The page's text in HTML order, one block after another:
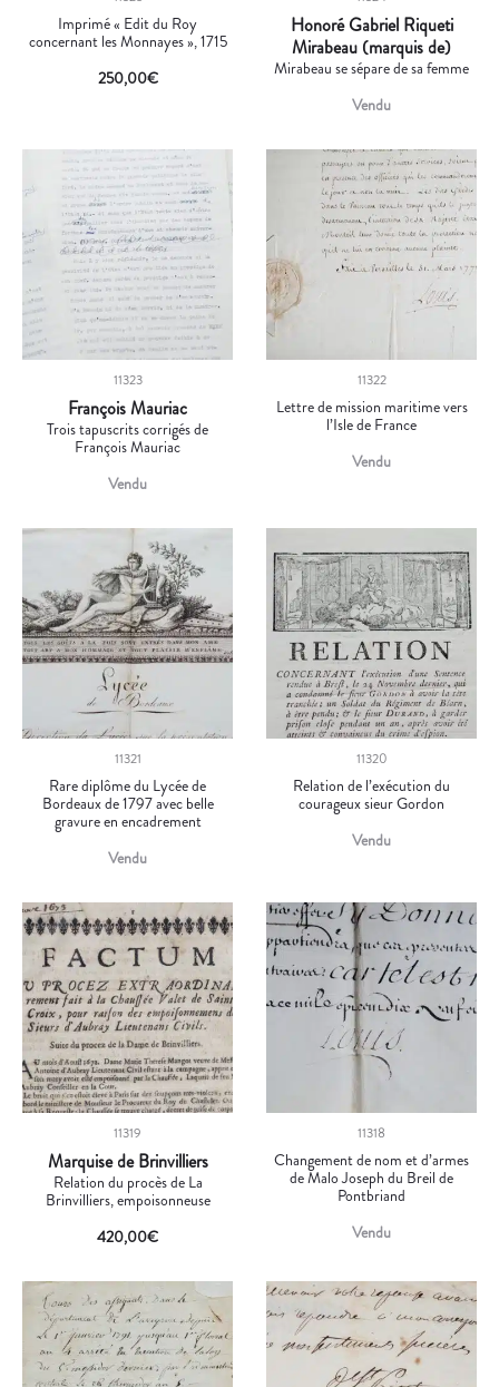
Imprimé « Edit du Roy
concernant les Monnayes », 1715
250,00€
Honoré Gabriel Riqueti
Mirabeau (marquis de)
Mirabeau se sépare de sa femme
Vendu
11323
François Mauriac
Trois tapuscrits corrigés de
François Mauriac
Vendu
11322
Lettre de mission maritime vers
l’Isle de France
Vendu
11321
Rare diplôme du Lycée de
Bordeaux de 1797 avec belle
gravure en encadrement
Vendu
11320
Relation de l’exécution du
courageux sieur Gordon
Vendu
11319
Marquise de Brinvilliers
Relation du procès de La
Brinvilliers, empoisonneuse
420,00€
11318
Changement de nom et d’armes
de Malo Joseph du Breil de
Pontbriand
Vendu